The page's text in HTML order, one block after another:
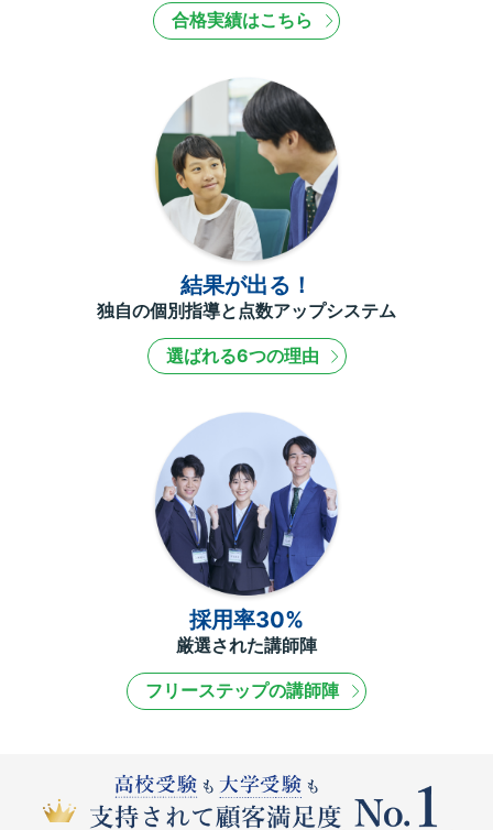
合格実績はこちら
結果が出る！
独自の個別指導と点数アップシステム
選ばれる6つの理由
採用率30%
厳選された講師陣
フリーステップの講師陣